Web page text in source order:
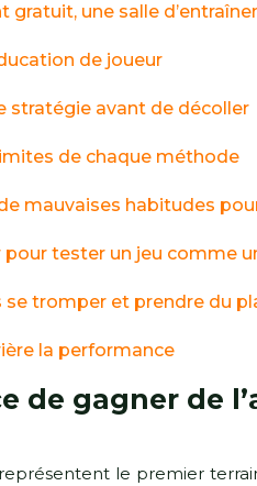
gratuit, une salle
de joueur
stratégie avant de décoller
de chaque méthode
mauvaises habitudes
pour tester un jeu comme
se tromper et prendre du
la performance
de gagner de
le premier